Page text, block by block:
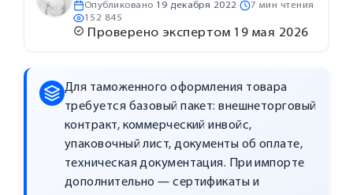
Опубликовано 19 декабря 2022· 7 мин чтения·
152 845
Проверено экспертом 19 мая 2026
Для таможенного оформления товара
требуется базовый пакет: внешнеторговый
контракт, коммерческий инвойс,
упаковочный лист, документы об оплате,
техническая документация. При импорте
дополнительно — сертификаты и